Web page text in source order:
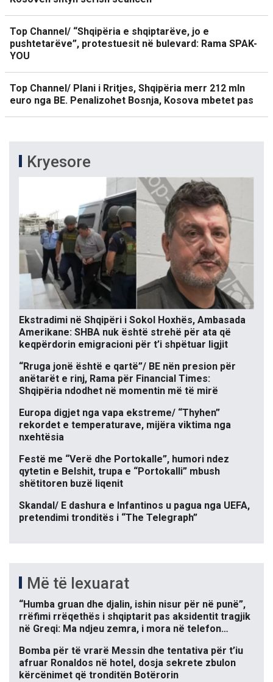
Top Channel/ “Shqipëria e shqiptarëve, jo e
pushtetarëve”, protestuesit në bulevard: Rama SPAK-
YOU
Top Channel/ Plani i Rritjes, Shqipëria merr 212 mln
euro nga BE. Penalizohet Bosnja, Kosova mbetet pas
Kryesore
Ekstradimi në Shqipëri i Sokol Hoxhës, Ambasada
Amerikane: SHBA nuk është strehë për ata që
keqpërdorin emigracioni për t’i shpëtuar ligjit
“Rruga jonë është e qartë”/ BE nën presion për
anëtarët e rinj, Rama për Financial Times:
Shqipëria ndodhet në momentin më të mirë
Europa digjet nga vapa ekstreme/ “Thyhen”
rekordet e temperaturave, mijëra viktima nga
nxehtësia
Festë me “Verë dhe Portokalle”, humori ndez
qytetin e Belshit, trupa e “Portokalli” mbush
shëtitoren buzë liqenit
Skandal/ E dashura e Infantinos u pagua nga UEFA,
pretendimi tronditës i “The Telegraph”
Më të lexuarat
“Humba gruan dhe djalin, ishin nisur për në punë”,
rrëfimi rrëqethës i shqiptarit pas aksidentit tragjik
në Greqi: Ma ndjeu zemra, i mora në telefon…
Bomba për të vrarë Messin dhe tentativa për t’iu
afruar Ronaldos në hotel, dosja sekrete zbulon
kërcënimet që tronditën Botërorin